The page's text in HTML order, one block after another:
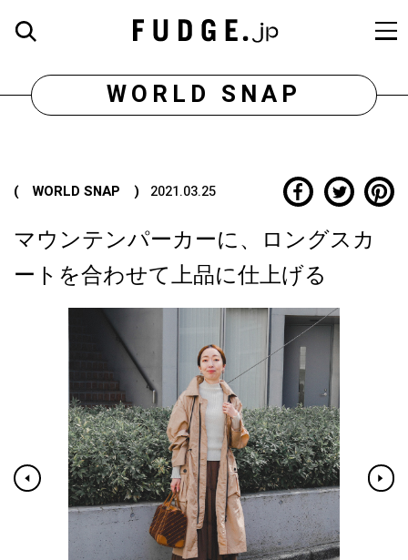
WORLD SNAP
( WORLD SNAP ) 2021.03.25
マウンテンパーカーに、ロングスカ
ートを合わせて上品に仕上げる